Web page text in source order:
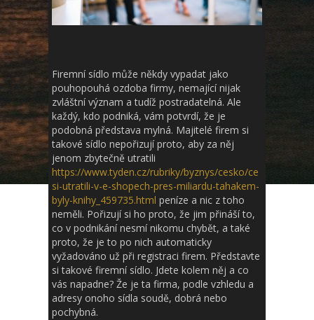
Firemní sídlo může někdy vypadat jako
pouhopouhá ozdoba firmy, nemající nijak
zvláštní význam a tudíž postradatelná. Ale
každý, kdo podniká, vám potvrdí, že je
podobná představa mylná. Majitelé firem si
takové sídlo nepořizují proto, aby za něj
jenom zbytečně utratili
https://www.tyden.cz/rubriky/byznys/cesko/ce
si-utratili-v-e-shopech-pres-miliardu-tahakem-
byly-knihy_459735.html peníze a nic z toho
neměli. Pořizují si ho proto, že jim přináší to,
co v podnikání nesmí nikomu chybět, a také
proto, že je to po nich automaticky
vyžadováno už při registraci firem. Představte
si takové firemní sídlo. Jdete kolem něj a co
vás napadne? Že je ta firma, podle vzhledu a
adresy onoho sídla soudě, dobrá nebo
pochybná.